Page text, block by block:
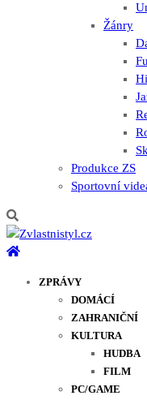
Žánry
Produkce ZS
Sportovní
ZPRÁVY
DOMÁCÍ
ZAHRANIČNÍ
KULTURA
HUDBA
FILM
PC/GAME